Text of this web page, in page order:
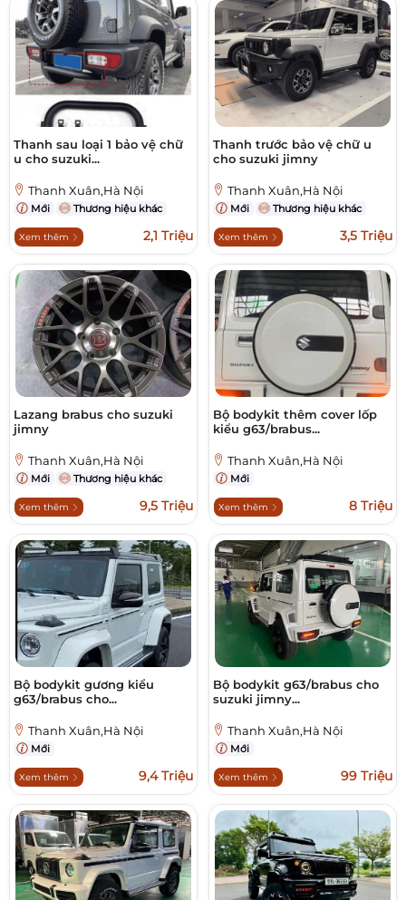
Thanh sau loại 1 bảo vệ chữ
u cho suzuki...
Thanh Xuân,Hà Nội
Mới Thương hiệu khác
Xem thêm 2,1 Triệu
Thanh trước bảo vệ chữ u
cho suzuki jimny
Thanh Xuân,Hà Nội
Mới Thương hiệu khác
Xem thêm 3,5 Triệu
Lazang brabus cho suzuki
jimny
Thanh Xuân,Hà Nội
Mới Thương hiệu khác
Xem thêm 9,5 Triệu
Bộ bodykit thêm cover lốp
kiểu g63/brabus...
Thanh Xuân,Hà Nội
Mới
Xem thêm 8 Triệu
Bộ bodykit gương kiểu
g63/brabus cho...
Thanh Xuân,Hà Nội
Mới
Xem thêm 9,4 Triệu
Bộ bodykit g63/brabus cho
suzuki jimny...
Thanh Xuân,Hà Nội
Mới
Xem thêm 99 Triệu